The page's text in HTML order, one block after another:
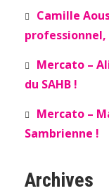
Camille
professionnel,
Mercato –
du SAHB !
Mercato –
Sambrienne !
Archives